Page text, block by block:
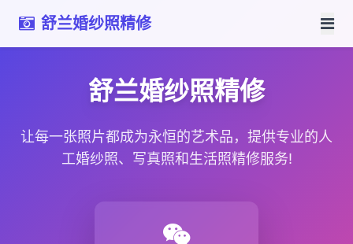
舒兰婚纱照精修
舒兰婚纱照精修
让每一张照片都成为永恒的艺术品，提供专业的人
工婚纱照、写真照和生活照精修服务!